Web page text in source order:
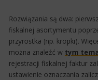
Rozwiązania są dwa:
fiskalnej asortymentu
przyrostka (np. kropki).
można znaleźć w tym
rejestracji fiskalnej faktur
ustawienie oznaczania